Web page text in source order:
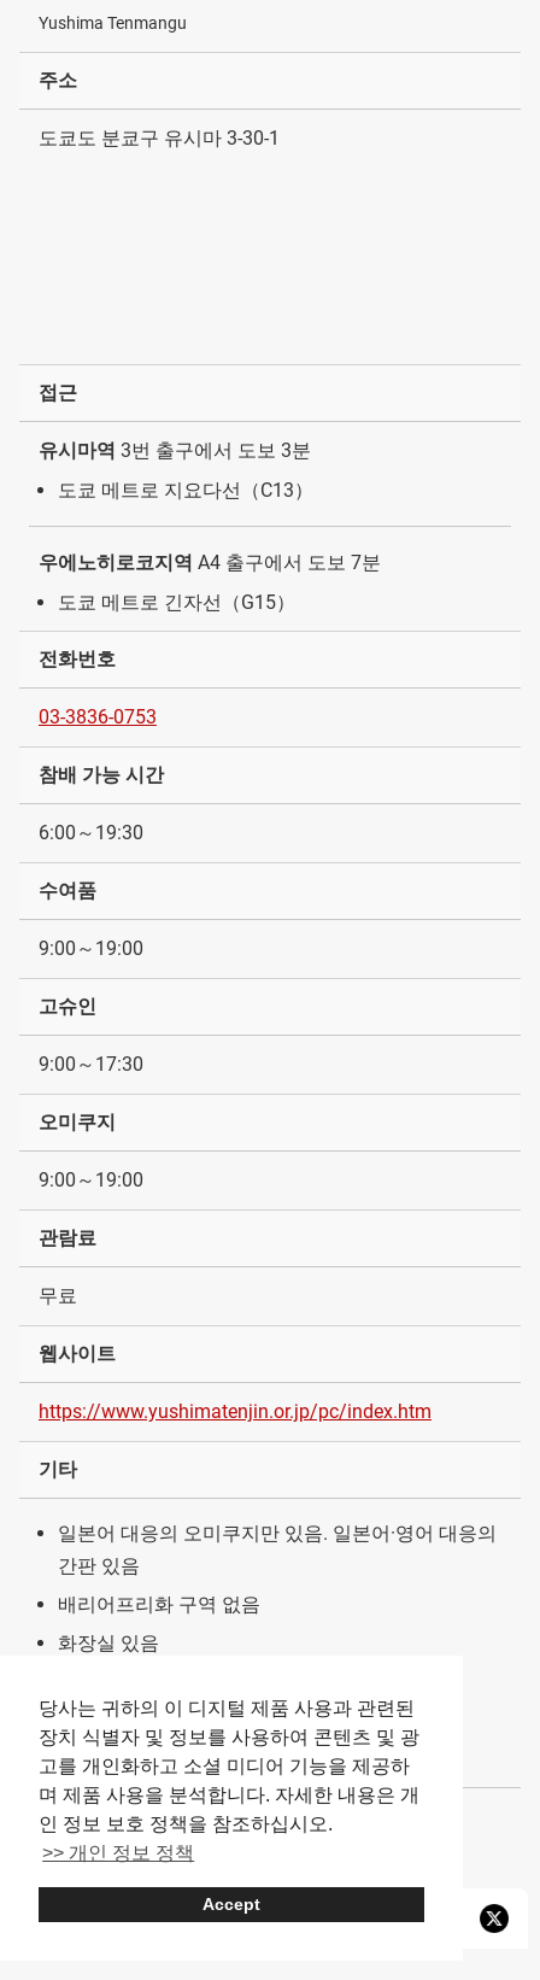
당사는 귀하의 이 디지털 제품 사용과 관련된
장치 식별자 및 정보를 사용하여 콘텐츠 및 광
고를 개인화하고 소셜 미디어 기능을 제공하
며 제품 사용을 분석합니다. 자세한 내용은 개
인 정보 보호 정책을 참조하십시오.
>> 개인 정보 정책
Accept
Yushima Tenmangu
주소
도쿄도 분쿄구 유시마 3-30-1
접근
유시마역 3번 출구에서 도보 3분
도쿄 메트로 지요다선（C13）
우에노히로코지역 A4 출구에서 도보 7분
도쿄 메트로 긴자선（G15）
전화번호
03-3836-0753
참배 가능 시간
6:00～19:30
수여품
9:00～19:00
고슈인
9:00～17:30
오미쿠지
9:00～19:00
관람료
무료
웹사이트
https://www.yushimatenjin.or.jp/pc/index.htm
기타
일본어 대응의 오미쿠지만 있음. 일본어·영어 대응의
간판 있음
배리어프리화 구역 없음
화장실 있음
일부 촬영 금지 구역 있음
실내화 금지 구역 있음
※기사 중의 정보는 2024년 10월 시점의 것입니다.